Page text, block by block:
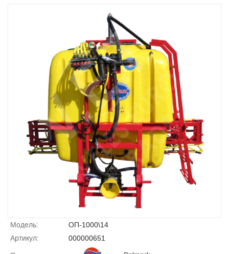
Модель:
ОП-1000\14
Артикул:
000000651